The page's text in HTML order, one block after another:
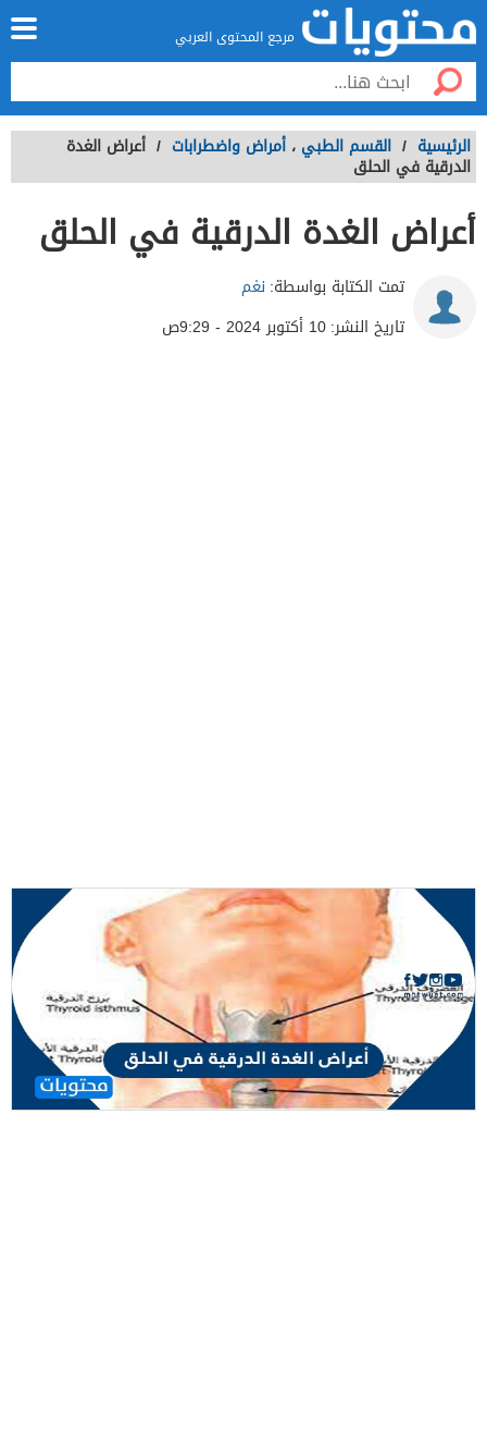
مرجع المحتوى العربي
الرئيسية / القسم الطبي ، أمراض واضطرابات / أعراض الغدة
الدرقية في الحلق
أعراض الغدة الدرقية في الحلق
تمت الكتابة بواسطة: نغم
تاريخ النشر:10 أكتوبر 2024 - 9:29ص